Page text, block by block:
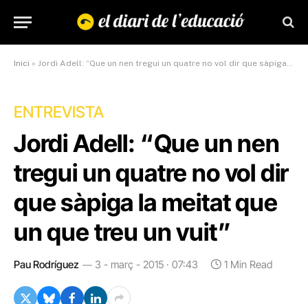
Inici » Jordi Adell: “Que un nen tregui un quatre no vol dir que sàpiga la meitat que un que treu un vuit”
ENTREVISTA
Jordi Adell: “Que un nen
tregui un quatre no vol dir
que sàpiga la meitat que
un que treu un vuit”
Pau Rodríguez 3 - març - 2015 · 07:43 1 Min Read